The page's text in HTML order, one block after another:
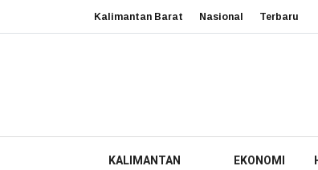
Kalimantan Barat Nasional Terbaru
KALIMANTAN
EKONOMI